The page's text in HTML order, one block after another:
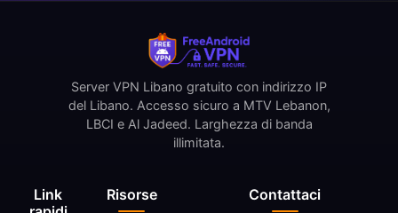
Link
Risorse
Server VPN Libano gratuito con indirizzo IP
del Libano. Accesso sicuro a MTV Lebanon,
LBCI e Al Jadeed. Larghezza di banda
illimitata.
Contattaci